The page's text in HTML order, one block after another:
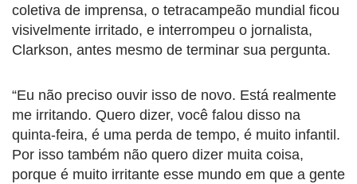
coletiva de imprensa, o tetracampeão mundial ficou
visivelmente irritado, e interrompeu o jornalista,
Clarkson, antes mesmo de terminar sua pergunta.
“Eu não preciso ouvir isso de novo. Está realmente
me irritando. Quero dizer, você falou disso na
quinta-feira, é uma perda de tempo, é muito infantil.
Por isso também não quero dizer muita coisa,
porque é muito irritante esse mundo em que a gente